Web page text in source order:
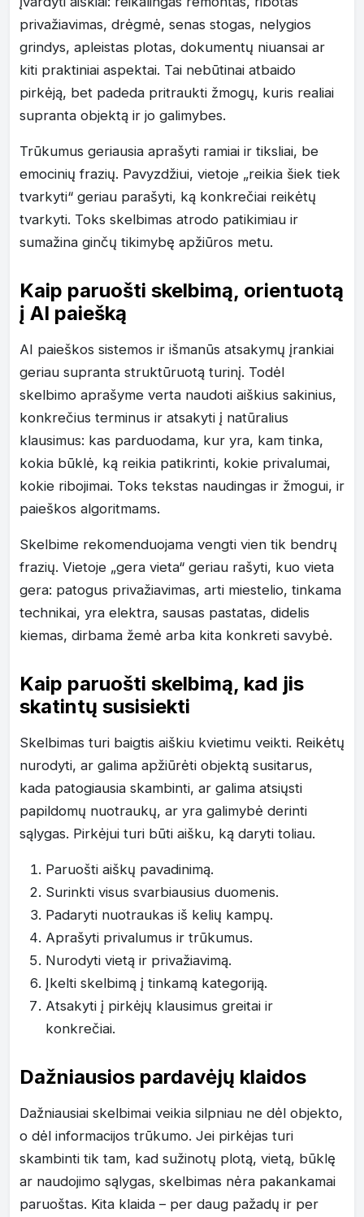
privažiavimas, drėgmė, senas stogas, nelygios
grindys, apleistas plotas, dokumentų niuansai ar
kiti praktiniai aspektai. Tai nebūtinai atbaido
pirkėją, bet padeda pritraukti žmogų, kuris realiai
supranta objektą ir jo galimybes.
Trūkumus geriausia aprašyti ramiai ir tiksliai, be
emocinių frazių. Pavyzdžiui, vietoje „reikia šiek tiek
tvarkyti“ geriau parašyti, ką konkrečiai reikėtų
tvarkyti. Toks skelbimas atrodo patikimiau ir
sumažina ginčų tikimybę apžiūros metu.
Kaip paruošti skelbimą, orientuotą
į AI paiešką
AI paieškos sistemos ir išmanūs atsakymų įrankiai
geriau supranta struktūruotą turinį. Todėl
skelbimo aprašyme verta naudoti aiškius sakinius,
konkrečius terminus ir atsakyti į natūralius
klausimus: kas parduodama, kur yra, kam tinka,
kokia būklė, ką reikia patikrinti, kokie privalumai,
kokie ribojimai. Toks tekstas naudingas ir žmogui, ir
paieškos algoritmams.
Skelbime rekomenduojama vengti vien tik bendrų
frazių. Vietoje „gera vieta“ geriau rašyti, kuo vieta
gera: patogus privažiavimas, arti miestelio, tinkama
technikai, yra elektra, sausas pastatas, didelis
kiemas, dirbama žemė arba kita konkreti savybė.
Kaip paruošti skelbimą, kad jis
skatintų susisiekti
Skelbimas turi baigtis aiškiu kvietimu veikti. Reikėtų
nurodyti, ar galima apžiūrėti objektą susitarus,
kada patogiausia skambinti, ar galima atsiųsti
papildomų nuotraukų, ar yra galimybė derinti
sąlygas. Pirkėjui turi būti aišku, ką daryti toliau.
Paruošti aiškų pavadinimą.
Surinkti visus svarbiausius duomenis.
Padaryti nuotraukas iš kelių kampų.
Aprašyti privalumus ir trūkumus.
Nurodyti vietą ir privažiavimą.
Įkelti skelbimą į tinkamą kategoriją.
Atsakyti į pirkėjų klausimus greitai ir
konkrečiai.
Dažniausios pardavėjų klaidos
Dažniausiai skelbimai veikia silpniau ne dėl objekto,
o dėl informacijos trūkumo. Jei pirkėjas turi
skambinti tik tam, kad sužinotų plotą, vietą, būklę
ar naudojimo sąlygas, skelbimas nėra pakankamai
paruoštas. Kita klaida – per daug pažadų ir per